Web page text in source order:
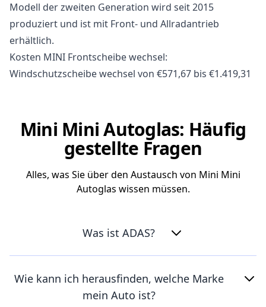
Modell der zweiten Generation wird seit 2015
produziert und ist mit Front- und Allradantrieb
erhältlich.
Kosten MINI Frontscheibe wechsel:
Windschutzscheibe wechsel von €571,67 bis €1.419,31
Mini Mini Autoglas: Häufig
gestellte Fragen
Alles, was Sie über den Austausch von Mini Mini
Autoglas wissen müssen.
Was ist ADAS?
Wie kann ich herausfinden, welche Marke
mein Auto ist?